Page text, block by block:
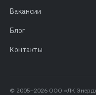
Вакансии
Блог
Контакты
© 2005–2026 ООО «ЛК